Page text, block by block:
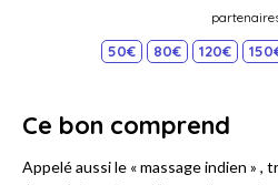
50€ 80€ 120€
Ce bon comprend
Appelé aussi le « massage indien » ,